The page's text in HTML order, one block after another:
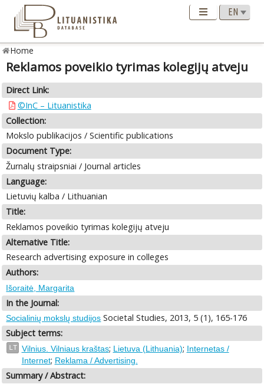
Home
Reklamos poveikio tyrimas kolegijų atveju
Direct Link:
©InC – Lituanistika
Collection:
Mokslo publikacijos / Scientific publications
Document Type:
Žurnalų straipsniai / Journal articles
Language:
Lietuvių kalba / Lithuanian
Title:
Reklamos poveikio tyrimas kolegijų atveju
Alternative Title:
Research advertising exposure in colleges
Authors:
Išoraitė, Margarita
In the Journal:
Socialinių mokslų studijos Societal Studies, 2013, 5 (1), 165-176
Subject terms:
LT Vilnius. Vilniaus kraštas; Lietuva (Lithuania); Internetas /
Internet; Reklama / Advertising.
Summary / Abstract: